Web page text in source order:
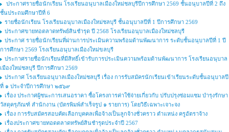
ประกาศรายชื่อนักเรียน โรงเรียนอนุบาลเมืองใหม่ชลบุรีปีการศึกษา 2569 ชั้นอนุบาลปีที่ 2 ถึง
ชั้นประถมศึกษาปีที่ 6
รายชื่อนักเรียน โรงเรียนอนุบาลเมืองใหม่ชลบุรี ชั้นอนุบาลปีที่ 1 ปีการศึกษา 2569
ประกาศขายทอตลาดทรัพย์สินชำรุด ปี 2568 โรงเรียนอนุบาลเมืองใหม่ชลบุรี
ประกาศ รายชื่อนักเรียนที่ผ่านการประเมินความพร้อมด้านพัฒนาการ ระดับชั้นอนุบาลปีที่ 1 ปี
การศึกษา 2569 โรงเรียนอนุบาลเมืองใหม่ขลบุรี
ประกาศรายชื่อนักเรียนที่มีสิทธิ์เข้ารับการประเมินความพร้อมด้านพัฒนาการ โรงเรียนอนุบาล
เมืองใหม่ชลบุรี ปีการศึกษา 2569
ประกาศ โรงเรียนอนุบาลเมืองใหม่ชลบุรี เรื่อง การรับสมัครนักเรียนเข้าเรียนระดับชั้นอนุบาลปี
ที่ ๑ ประจำปีการศึกษา ๒๕๖๙
เรื่อง ประกาศผู้ชนะการเสนอราคา ซื้อโครงการค่าใช้จ่ายเกี่ยวกับ ปรับปรุงซ่อมแซม บำรุงรักษา
วัสดุครุภัณฑ์ สำนักงาน (บัตรพิมพ์สำเร็จรูป ๑ รายการ) โดยวิธีเฉพาะเจาะจง
เรื่อง การรับสมัครสอบคัดเลือกบุคคลเพื่อจ้างเป็นลูกจ้างชั่วคราว ตำแหน่ง ครูอัตราจ้าง
เรื่องประกาศขายทอดตลาดทรัพย์สินชำรุดประจำปี 2567